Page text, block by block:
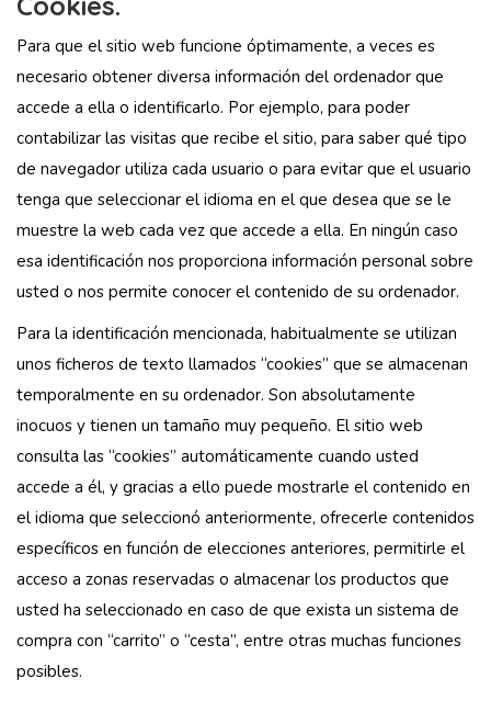
Para que el sitio web funcione óptimamente, a veces es
necesario obtener diversa información del ordenador que
accede a ella o identificarlo. Por ejemplo, para poder
contabilizar las visitas que recibe el sitio, para saber qué tipo
de navegador utiliza cada usuario o para evitar que el usuario
tenga que seleccionar el idioma en el que desea que se le
muestre la web cada vez que accede a ella. En ningún caso
esa identificación nos proporciona información personal sobre
usted o nos permite conocer el contenido de su ordenador.
Para la identificación mencionada, habitualmente se utilizan
unos ficheros de texto llamados “cookies” que se almacenan
temporalmente en su ordenador. Son absolutamente
inocuos y tienen un tamaño muy pequeño. El sitio web
consulta las “cookies” automáticamente cuando usted
accede a él, y gracias a ello puede mostrarle el contenido en
el idioma que seleccionó anteriormente, ofrecerle contenidos
específicos en función de elecciones anteriores, permitirle el
acceso a zonas reservadas o almacenar los productos que
usted ha seleccionado en caso de que exista un sistema de
compra con “carrito” o “cesta”, entre otras muchas funciones
posibles.